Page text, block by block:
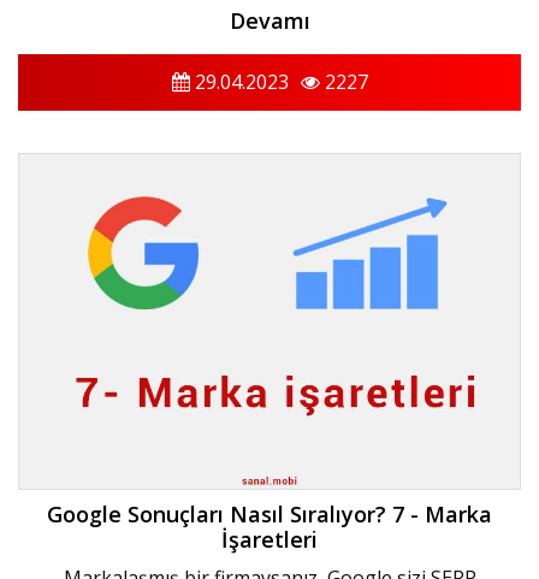
Devamı
29.04.2023 2227
Google Sonuçları Nasıl Sıralıyor? 7 - Marka
İşaretleri